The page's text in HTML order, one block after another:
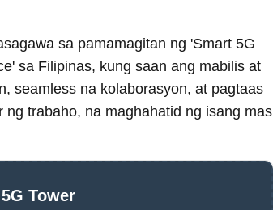
sa pamamagitan ng 'Smart 5G
sa Filipinas, kung saan ang mabilis at
seamless na kolaborasyon, at pagtaas
trabaho, na maghahatid ng isang mas
Tower